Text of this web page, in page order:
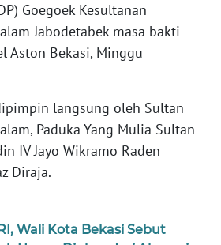
Goegoek Kesultanan
Jabodetabek masa bakti
Aston Bekasi, Minggu
langsung oleh Sultan
Paduka Yang Mulia Sultan
IV Jayo Wikramo Raden
Diraja.
Wali Kota Bekasi Sebut